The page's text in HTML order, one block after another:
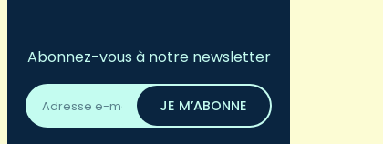
Abonnez-vous à notre newsletter
Adresse
email
*
JE M’ABONNE